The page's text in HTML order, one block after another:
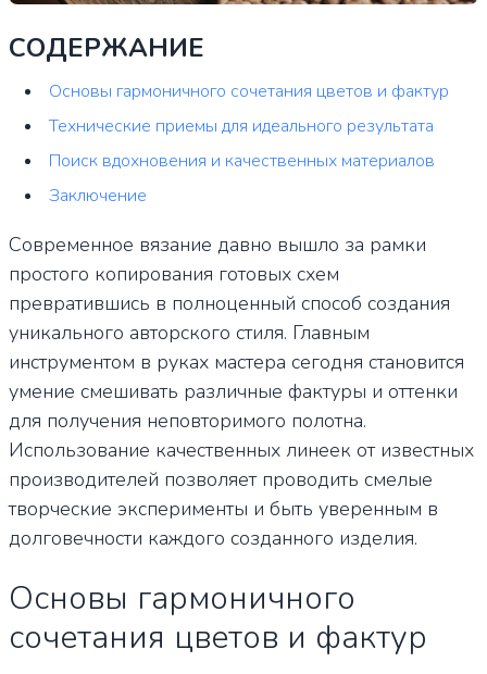
СОДЕРЖАНИЕ
Основы гармоничного сочетания цветов и фактур
Технические приемы для идеального результата
Поиск вдохновения и качественных материалов
Заключение
Современное вязание давно вышло за рамки
простого копирования готовых схем
превратившись в полноценный способ создания
уникального авторского стиля. Главным
инструментом в руках мастера сегодня становится
умение смешивать различные фактуры и оттенки
для получения неповторимого полотна.
Использование качественных линеек от известных
производителей позволяет проводить смелые
творческие эксперименты и быть уверенным в
долговечности каждого созданного изделия.
Основы гармоничного
сочетания цветов и фактур